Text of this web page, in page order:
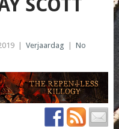
SCOTT
Verjaardag
No